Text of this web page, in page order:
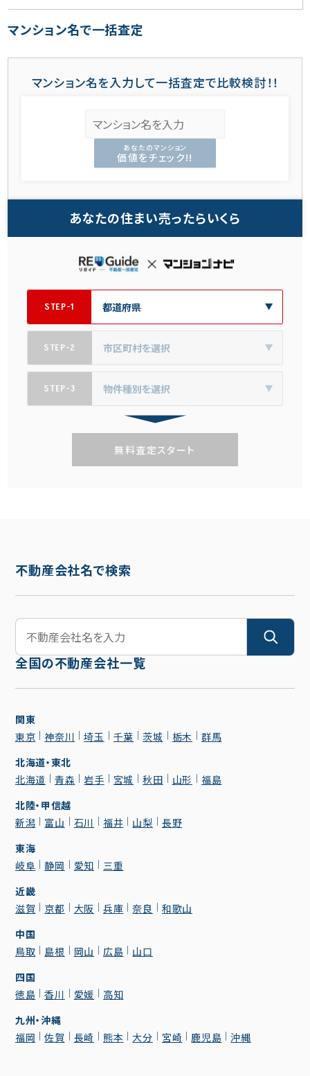
マンション名で一括査定
マンション名を入力して一括査定で比較検討！！
あなたのマンション
価値をチェック!!
あなたの住まい売ったらいくら
STEP-1
STEP-2
STEP-3
無料査定スタート
不動産会社名で検索
全国の不動産会社一覧
関東
東京
神奈川 埼玉 千葉 茨城 栃木
群馬
北海道・東北
北海道
青森 岩手 宮城 秋田 山形
福島
北陸・甲信越
新潟
富山 石川 福井 山梨
長野
東海
岐阜
静岡 愛知
三重
近畿
滋賀
京都 大阪 兵庫 奈良
和歌山
中国
鳥取
島根 岡山 広島
山口
四国
徳島
香川 愛媛
高知
九州・沖縄
福岡
佐賀 長崎 熊本 大分 宮崎 鹿児島 沖縄